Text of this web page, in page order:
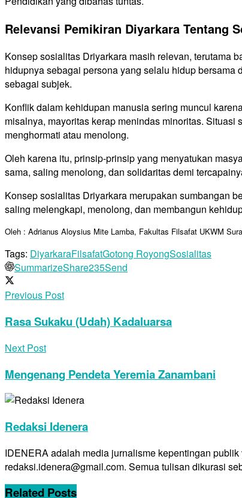
Relevansi Pemikiran Diyarkara Tentang
Konsep sosialitas Driyarkara masih relevan, terutama
hidupnya sebagai persona yang selalu hidup bersama
sebagai subjek.
Konflik dalam kehidupan manusia sering muncul
misalnya, mayoritas kerap menindas minoritas.
menghormati atau menolong.
Oleh karena itu, prinsip-prinsip yang menyatukan
sama, saling menolong, dan solidaritas demi
Konsep sosialitas Driyarkara merupakan sumbangan
saling melengkapi, menolong, dan membangun
Oleh : Adrianus Aloysius Mite Lamba, Fakultas Filsafat UKWM
Tags: DiyarkaraFilsafatGotong RoyongSosialitas
SummarizeShare235Send
Previous Post
Rasa Sukaku (Udah) Kadaluarsa
Next Post
Mengenang Pendeta Yeremia Zanambani
Redaksi Idenera
IDENERA adalah media jurnalisme kepentingan
redaksi.idenera@gmail.com. Semua tulisan dikurasi
Related Posts